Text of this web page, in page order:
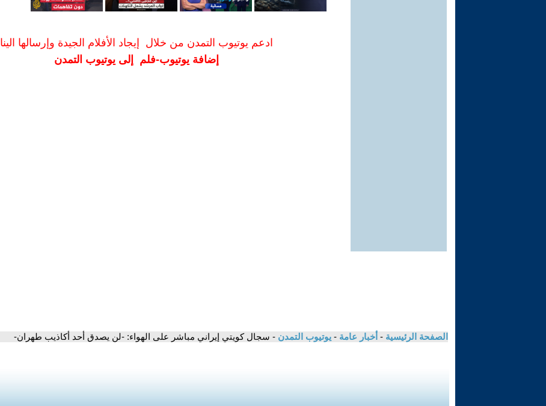
ادعم يوتيوب التمدن من خلال إيجاد الأفلام الجيدة وإرسالها الينا
إضافة يوتيوب-فلم إلى يوتيوب التمدن
الصفحة الرئيسية - أخبار عامة - يوتيوب التمدن - سجال كويتي إيراني مباشر على الهواء: -لن يصدق أحد أكاذيب طهران-